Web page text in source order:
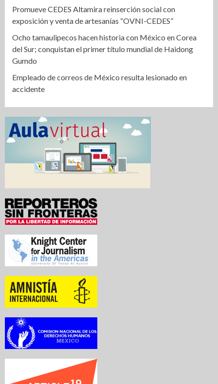
Promueve CEDES Altamira reinserción social con
exposición y venta de artesanías “OVNI-CEDES”
Ocho tamaulipecos hacen historia con México en Corea
del Sur; conquistan el primer título mundial de Haidong
Gumdo
Empleado de correos de México resulta lesionado en
accidente